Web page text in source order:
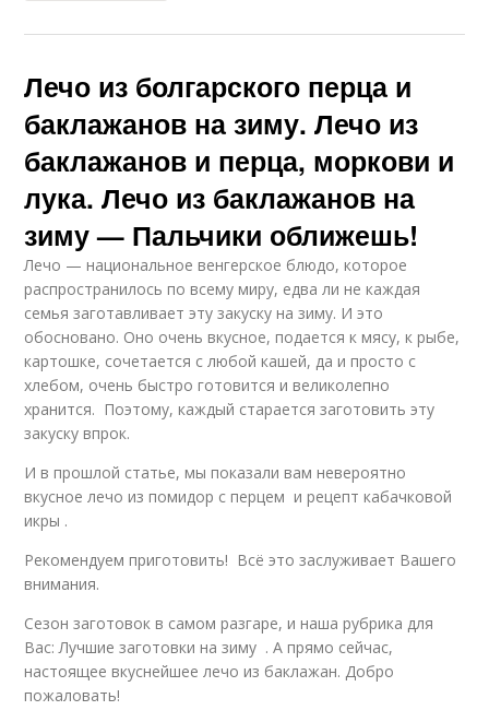
Лечо из болгарского перца и
баклажанов на зиму. Лечо из
баклажанов и перца, моркови и
лука. Лечо из баклажанов на
зиму — Пальчики оближешь!
Лечо — национальное венгерское блюдо, которое
распространилось по всему миру, едва ли не каждая
семья заготавливает эту закуску на зиму. И это
обосновано. Оно очень вкусное, подается к мясу, к рыбе,
картошке, сочетается с любой кашей, да и просто с
хлебом, очень быстро готовится и великолепно
хранится. Поэтому, каждый старается заготовить эту
закуску впрок.
И в прошлой статье, мы показали вам невероятно
вкусное лечо из помидор с перцем и рецепт кабачковой
икры .
Рекомендуем приготовить! Всё это заслуживает Вашего
внимания.
Сезон заготовок в самом разгаре, и наша рубрика для
Вас: Лучшие заготовки на зиму . А прямо сейчас,
настоящее вкуснейшее лечо из баклажан. Добро
пожаловать!